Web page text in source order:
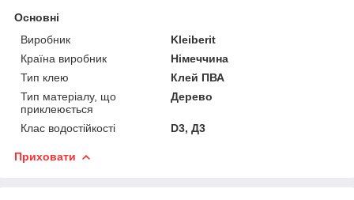
Основні
Виробник
Kleiberit
Країна виробник
Німеччина
Тип клею
Клей ПВА
Тип матеріалу, що
приклеюється
Дерево
Клас водостійкості D3, Д3
Приховати